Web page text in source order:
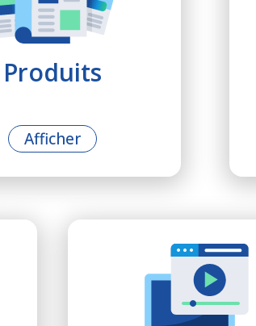
Produits
Afficher